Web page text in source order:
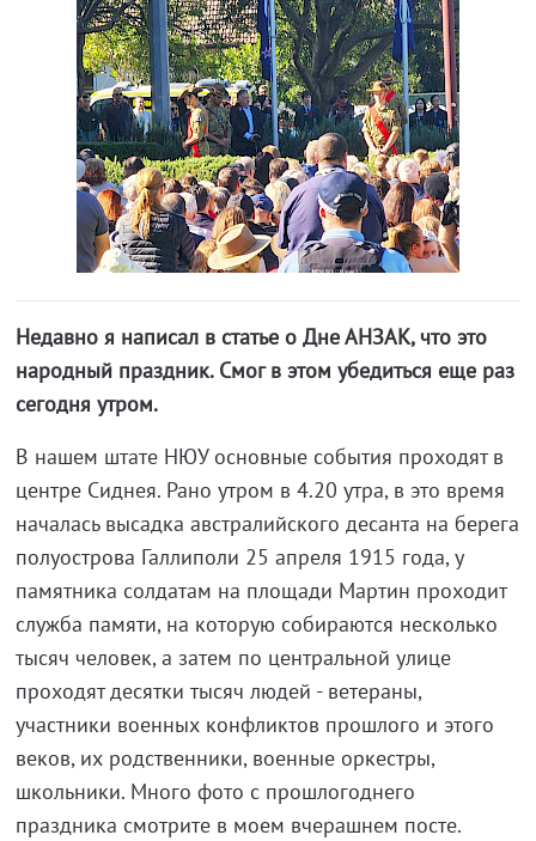
Недавно я написал в статье о Дне АНЗАК, что это
народный праздник. Смог в этом убедиться еще раз
сегодня утром.
В нашем штате НЮУ основные события проходят в
центре Сиднея. Рано утром в 4.20 утра, в это время
началась высадка австралийского десанта на берега
полуострова Галлиполи 25 апреля 1915 года, у
памятника солдатам на площади Мартин проходит
служба памяти, на которую собираются несколько
тысяч человек, а затем по центральной улице
проходят десятки тысяч людей - ветераны,
участники военных конфликтов прошлого и этого
веков, их родственники, военные оркестры,
школьники. Много фото c прошлогоднего
праздника смотрите в моем вчерашнем посте.